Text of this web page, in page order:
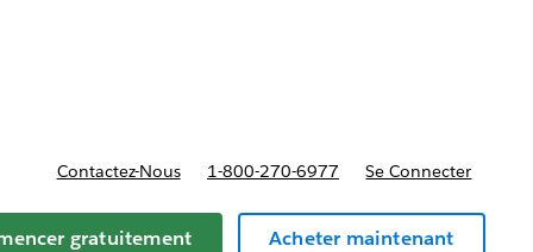
tarifs
Contactez-Nous 1-800-270-6977 Se Connecter
gratuitement Acheter maintenant